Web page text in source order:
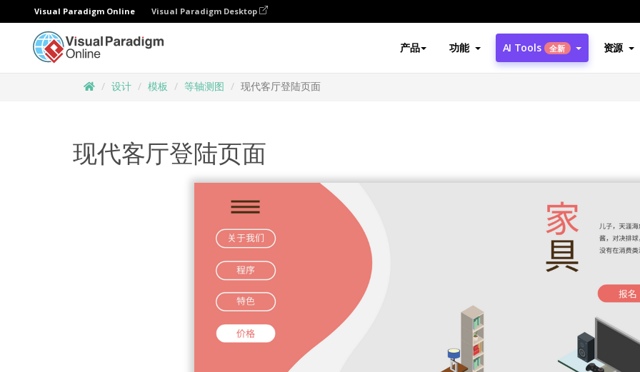
Visual Paradigm Online Visual Paradigm Desktop
产品 功能 AI Tools 全新 资源
设计 模板 等轴测图 现代客厅登陆页面
现代客厅登陆页面